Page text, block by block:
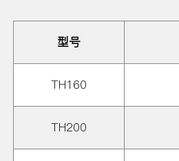
型号
TH160
TH200